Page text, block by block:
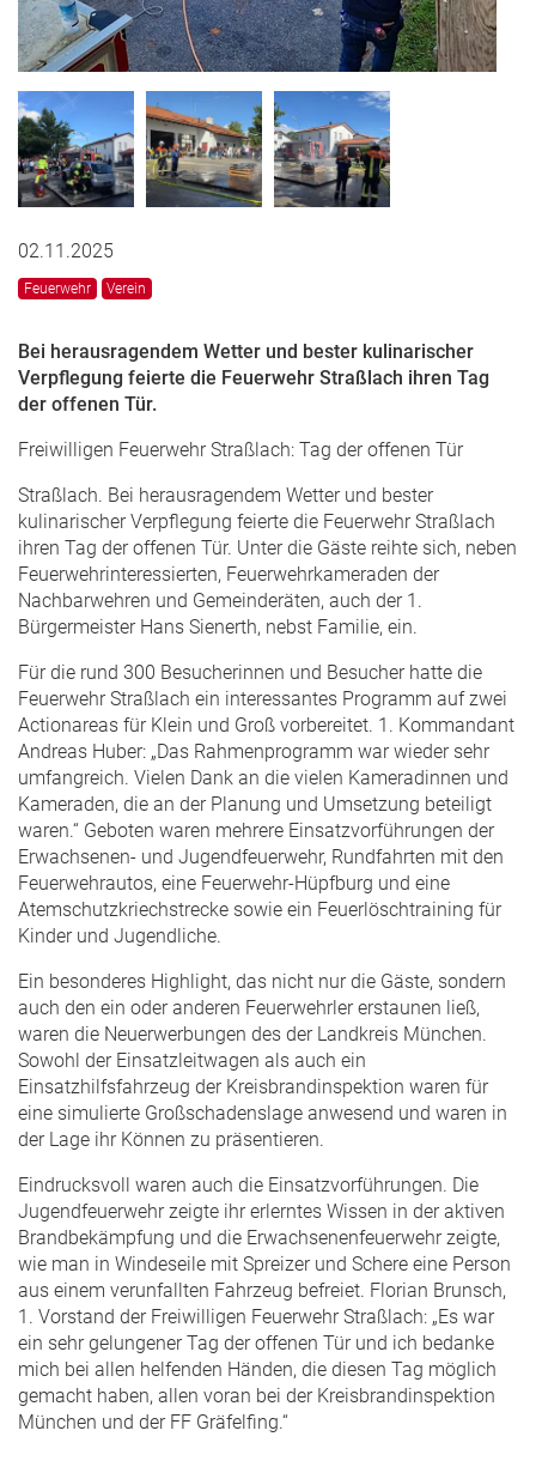
02.11.2025
Feuerwehr Verein
Bei herausragendem Wetter und bester kulinarischer
Verpflegung feierte die Feuerwehr Straßlach ihren Tag
der offenen Tür.
Freiwilligen Feuerwehr Straßlach: Tag der offenen Tür
Straßlach. Bei herausragendem Wetter und bester
kulinarischer Verpflegung feierte die Feuerwehr Straßlach
ihren Tag der offenen Tür. Unter die Gäste reihte sich, neben
Feuerwehrinteressierten, Feuerwehrkameraden der
Nachbarwehren und Gemeinderäten, auch der 1.
Bürgermeister Hans Sienerth, nebst Familie, ein.
Für die rund 300 Besucherinnen und Besucher hatte die
Feuerwehr Straßlach ein interessantes Programm auf zwei
Actionareas für Klein und Groß vorbereitet. 1. Kommandant
Andreas Huber: „Das Rahmenprogramm war wieder sehr
umfangreich. Vielen Dank an die vielen Kameradinnen und
Kameraden, die an der Planung und Umsetzung beteiligt
waren.“ Geboten waren mehrere Einsatzvorführungen der
Erwachsenen- und Jugendfeuerwehr, Rundfahrten mit den
Feuerwehrautos, eine Feuerwehr-Hüpfburg und eine
Atemschutzkriechstrecke sowie ein Feuerlöschtraining für
Kinder und Jugendliche.
Ein besonderes Highlight, das nicht nur die Gäste, sondern
auch den ein oder anderen Feuerwehrler erstaunen ließ,
waren die Neuerwerbungen des der Landkreis München.
Sowohl der Einsatzleitwagen als auch ein
Einsatzhilfsfahrzeug der Kreisbrandinspektion waren für
eine simulierte Großschadenslage anwesend und waren in
der Lage ihr Können zu präsentieren.
Eindrucksvoll waren auch die Einsatzvorführungen. Die
Jugendfeuerwehr zeigte ihr erlerntes Wissen in der aktiven
Brandbekämpfung und die Erwachsenenfeuerwehr zeigte,
wie man in Windeseile mit Spreizer und Schere eine Person
aus einem verunfallten Fahrzeug befreiet. Florian Brunsch,
1. Vorstand der Freiwilligen Feuerwehr Straßlach: „Es war
ein sehr gelungener Tag der offenen Tür und ich bedanke
mich bei allen helfenden Händen, die diesen Tag möglich
gemacht haben, allen voran bei der Kreisbrandinspektion
München und der FF Gräfelfing.“